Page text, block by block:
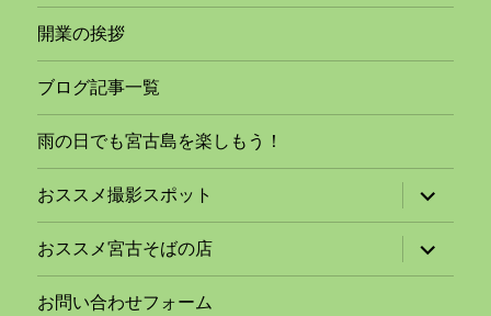
開業の挨拶
ブログ記事一覧
雨の日でも宮古島を楽しもう！
おススメ撮影スポット
サ
ブ
メ
ニ
ュ
ー
おススメ宮古そばの店
サ
ブ
メ
お問い合わせフォーム